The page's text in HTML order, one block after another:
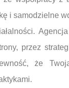
i samodzielne
przez
że